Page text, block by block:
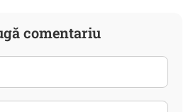
comentariu